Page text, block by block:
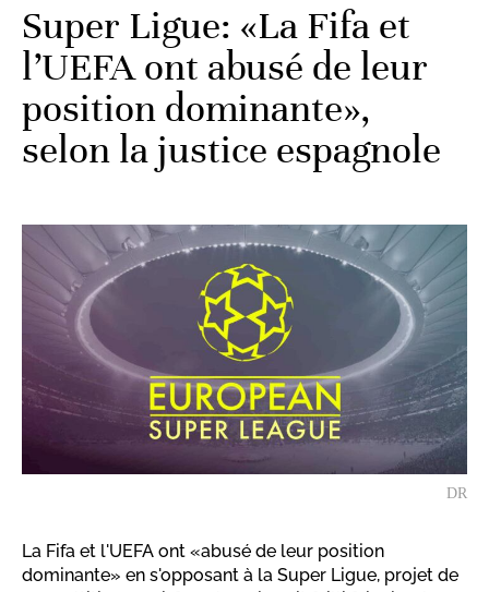
Super Ligue: «La Fifa et
l’UEFA ont abusé de leur
position dominante»,
selon la justice espagnole
DR
La Fifa et l'UEFA ont «abusé de leur position
dominante» en s'opposant à la Super Ligue, projet de